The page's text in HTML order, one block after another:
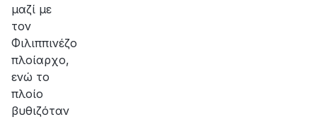
μαζί με
τον
Φιλιππινέζο
πλοίαρχο,
ενώ το
πλοίο
βυθιζόταν